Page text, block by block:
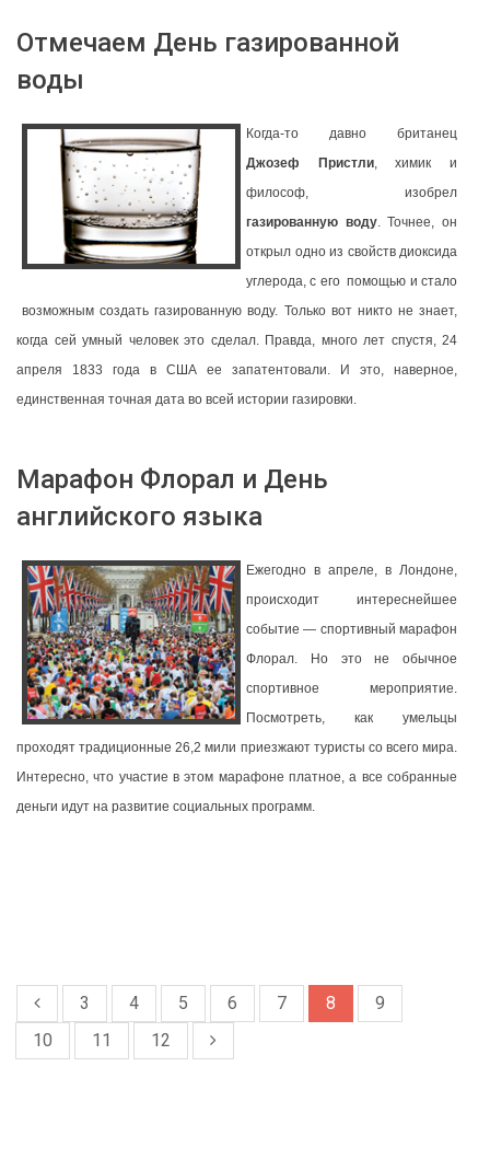
Отмечаем День газированной
воды
Когда-то давно британец
Джозеф Пристли, химик и
философ, изобрел
газированную воду. Точнее, он
открыл одно из свойств диоксида
углерода, с его помощью и стало
возможным создать газированную воду. Только вот никто не знает,
когда сей умный человек это сделал. Правда, много лет спустя, 24
апреля 1833 года в США ее запатентовали. И это, наверное,
единственная точная дата во всей истории газировки.
Марафон Флорал и День
английского языка
Ежегодно в апреле, в Лондоне,
происходит интереснейшее
событие — спортивный марафон
Флорал. Но это не обычное
спортивное мероприятие.
Посмотреть, как умельцы
проходят традиционные 26,2 мили приезжают туристы со всего мира.
Интересно, что участие в этом марафоне платное, а все собранные
деньги идут на развитие социальных программ.
3 4 5 6 7 8
9
10
11 12